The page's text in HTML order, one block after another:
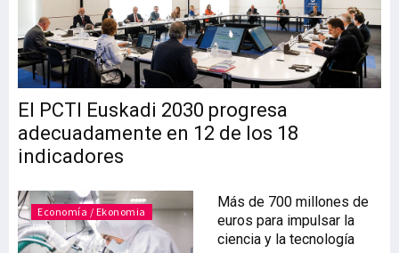
El PCTI Euskadi 2030 progresa
adecuadamente en 12 de los 18
indicadores
Economía / Ekonomia
Más de 700 millones de
euros para impulsar la
ciencia y la tecnología